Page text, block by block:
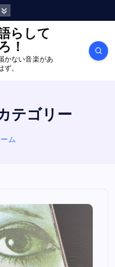
！
かない音楽があ
ず。
テゴリー
ム